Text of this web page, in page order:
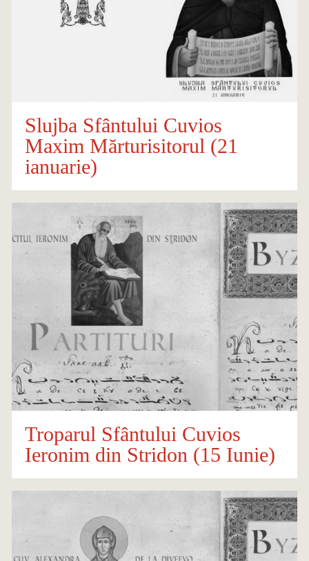
Slujba Sfântului Cuvios
Maxim Mărturisitorul (21
ianuarie)
Troparul Sfântului Cuvios
Ieronim din Stridon (15 Iunie)